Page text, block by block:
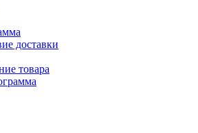
доставки
товара